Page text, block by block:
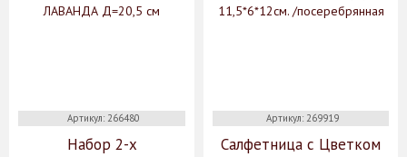
Артикул: 266480
Набор 2-х
Артикул: 269919
Салфетница с Цветком